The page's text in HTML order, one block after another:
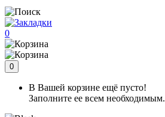
0
0
В Вашей корзине ещё пусто!
Заполните ее всем необходимым.